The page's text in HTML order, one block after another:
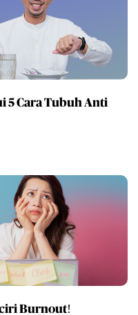
5 Cara Tubuh Anti
Burnout!